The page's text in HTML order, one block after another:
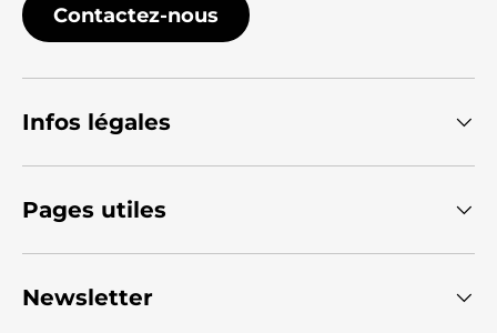
Contactez-nous
Infos légales
Pages utiles
Newsletter